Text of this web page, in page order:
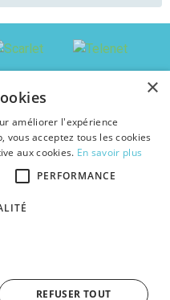
c'est facile !
indépendante de tout
TV & Internet.
|
×
améliorer l'expérience
vous acceptez tous les cookies
aux cookies. En savoir plus
PERFORMANCE
REFUSER TOUT